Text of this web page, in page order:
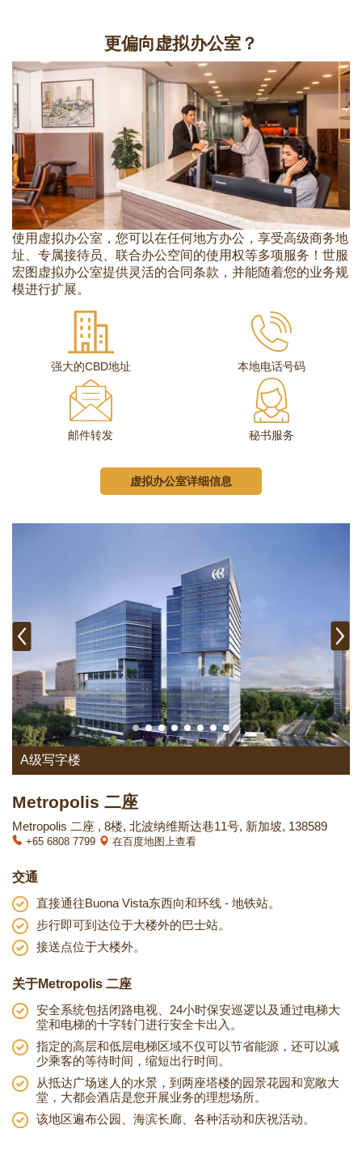
更偏向虚拟办公室？
使用虚拟办公室，您可以在任何地方办公，享受高级商务地
址、专属接待员、联合办公空间的使用权等多项服务！世服
宏图虚拟办公室提供灵活的合同条款，并能随着您的业务规
模进行扩展。
强大的CBD地址 本地电话号码
邮件转发 秘书服务
虚拟办公室详细信息
A级写字楼
Metropolis 二座
Metropolis 二座 , 8楼, 北波纳维斯达巷11号, 新加坡, 138589
+65 6808 7799 在百度地图上查看
交通
直接通往Buona Vista东西向和环线 - 地铁站。
步行即可到达位于大楼外的巴士站。
接送点位于大楼外。
关于Metropolis 二座
安全系统包括闭路电视、24小时保安巡逻以及通过电梯大
堂和电梯的十字转门进行安全卡出入。
指定的高层和低层电梯区域不仅可以节省能源，还可以减
少乘客的等待时间，缩短出行时间。
从抵达广场迷人的水景，到两座塔楼的园景花园和宽敞大
堂，大都会酒店是您开展业务的理想场所。
该地区遍布公园、海滨长廊、各种活动和庆祝活动。